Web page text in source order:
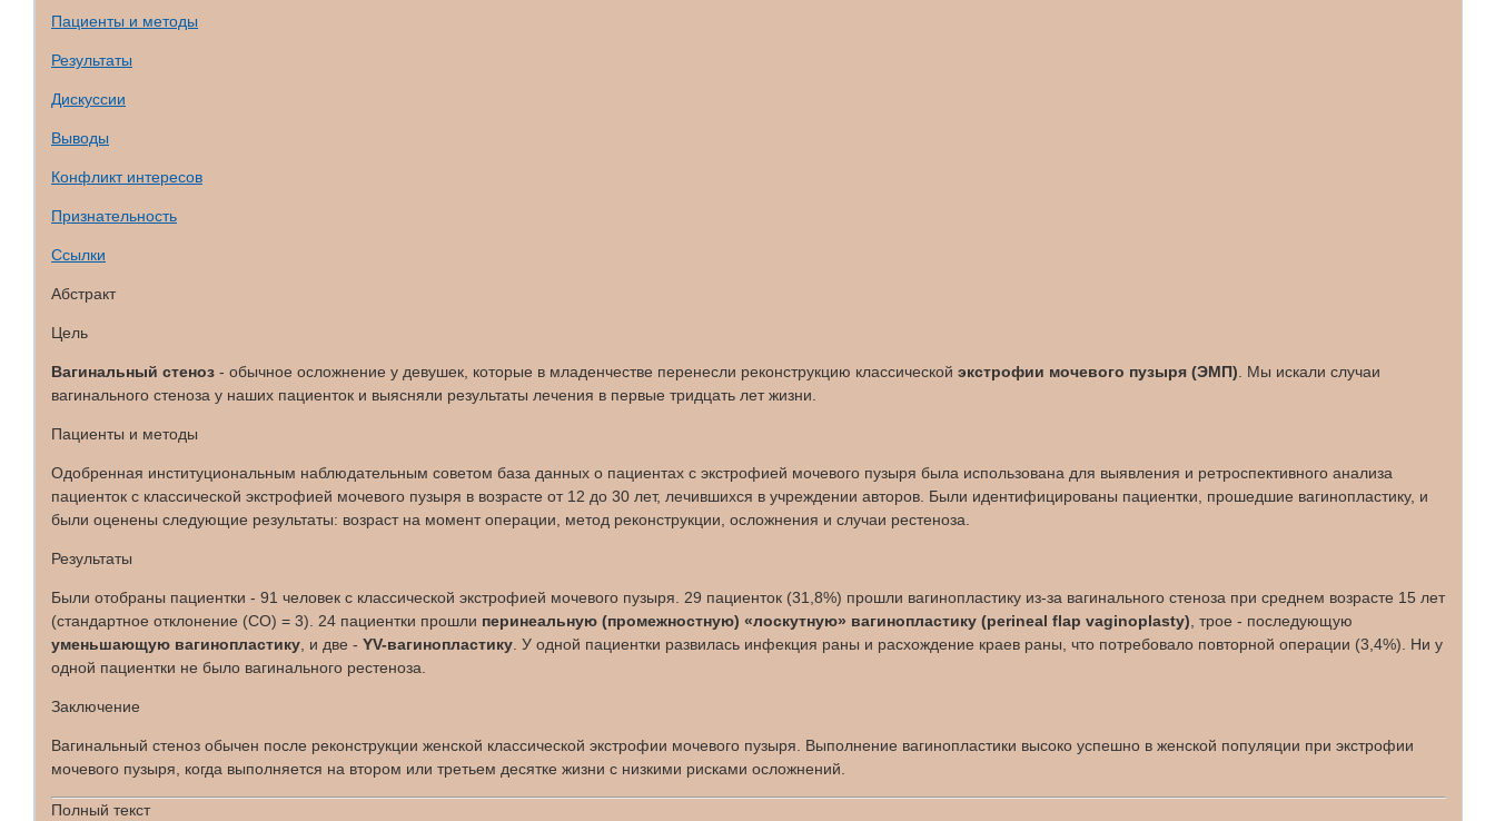
Пациенты и методы
Результаты
Дискуссии
Выводы
Конфликт интересов
Признательность
Ссылки
Абстракт
Цель
Вагинальный стеноз - обычное осложнение у девушек, которые в младенчестве перенесли реконструкцию классической экстрофии мочевого пузыря (ЭМП) . Мы искали случаи
вагинального стеноза у наших пациенток и выясняли результаты лечения в первые тридцать лет жизни.
Пациенты и методы
Одобренная институциональным наблюдательным советом база данных о пациентах с экстрофией мочевого пузыря была использована для выявления и ретроспективного анализа
пациенток с классической экстрофией мочевого пузыря в возрасте от 12 до 30 лет, лечившихся в учреждении авторов. Были идентифицированы пациентки, прошедшие вагинопластику, и
были оценены следующие результаты: возраст на момент операции, метод реконструкции, осложнения и случаи рестеноза.
Результаты
Были отобраны пациентки - 91 человек с классической экстрофией мочевого пузыря. 29 пациенток (31,8%) прошли вагинопластику из-за вагинального стеноза при среднем возрасте 15 лет
(стандартное отклонение (СО) = 3). 24 пациентки прошли перинеальную (промежностную) «лоскутную» вагинопластику (perineal flap vaginoplasty) , трое - последующую
уменьшающую вагинопластику , и две - YV-вагинопластику . У одной пациентки развилась инфекция раны и расхождение краев раны, что потребовало повторной операции (3,4%). Ни у
одной пациентки не было вагинального рестеноза.
Заключение
Вагинальный стеноз обычен после реконструкции женской классической экстрофии мочевого пузыря. Выполнение вагинопластики высоко успешно в женской популяции при экстрофии
мочевого пузыря, когда выполняется на втором или третьем десятке жизни с низкими рисками осложнений.
Полный текст